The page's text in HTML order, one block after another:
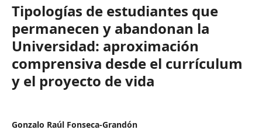
Tipologías de estudiantes que
permanecen y abandonan la
Universidad: aproximación
comprensiva desde el currículum
y el proyecto de vida
Gonzalo Raúl Fonseca-Grandón